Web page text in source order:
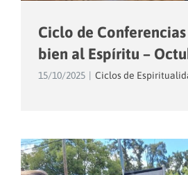
Ciclo de
bien al Espíritu –
15/10/2025 Ciclos de